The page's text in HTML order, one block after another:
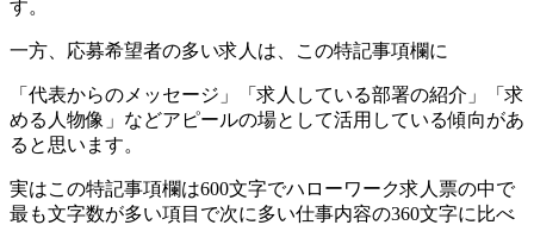
す。
一方、応募希望者の多い求人は、この特記事項欄に
「代表からのメッセージ」「求人している部署の紹介」「求
める人物像」などアピールの場として活用 している傾向があ
ると思います。
実はこの特記事項欄は600文字でハローワーク求人票の中で
最も文字数が多い項目で次に多い仕事内容の360文字に比べ